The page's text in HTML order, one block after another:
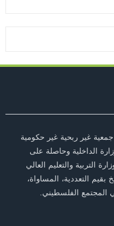
غير ربحية غير حكومية
مرخصة من وزارة الداخلية وحاصلة على
التربية والتعليم العالي
التعددية، المساواة،
المجتمع الفلسطيني.